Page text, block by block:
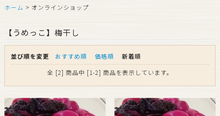
ホーム > オンラインショップ
【うめっこ】梅干し
並び順を変更 おすすめ順 価格順
新着順
全 [2] 商品中 [1-2] 商品を表示しています。